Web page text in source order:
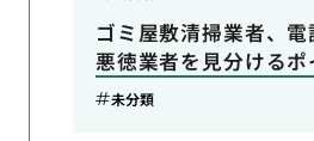
ゴミ屋敷清掃業者、
悪徳業者を見分けるポ
未分類